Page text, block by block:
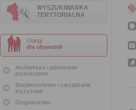
WYSZUKIWARKA
TERYTORIALNA
Usługi
dla obywateli
Architektura i planowanie
przestrzenne
Bezpieczeństwo i zarządzanie
kryzysowe
Drogownictwo